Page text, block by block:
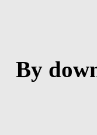
By